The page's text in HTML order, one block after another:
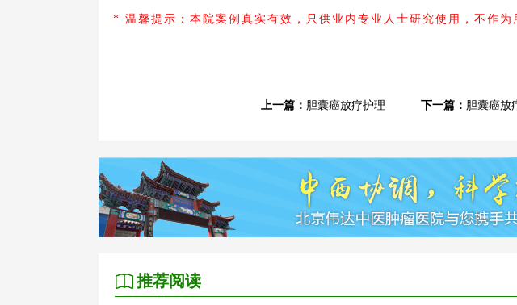
* 温馨提示：本院案例真实有效，只供业内专业人士研究使用，不作为
上一篇： 胆囊癌放疗护理 下一篇： 胆囊癌放
推荐阅读